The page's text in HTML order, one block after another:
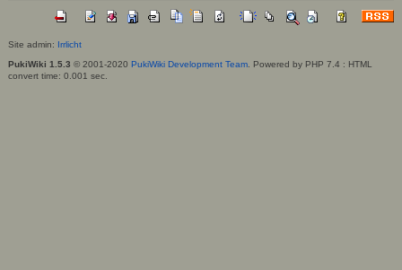
Site admin: Irrlicht
PukiWiki 1.5.3 © 2001-2020 PukiWiki Development Team. Powered by PHP 7.4 : HTML
convert time: 0.001 sec.